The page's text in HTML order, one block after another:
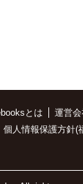
とは 運営会
個人情報保護方針(